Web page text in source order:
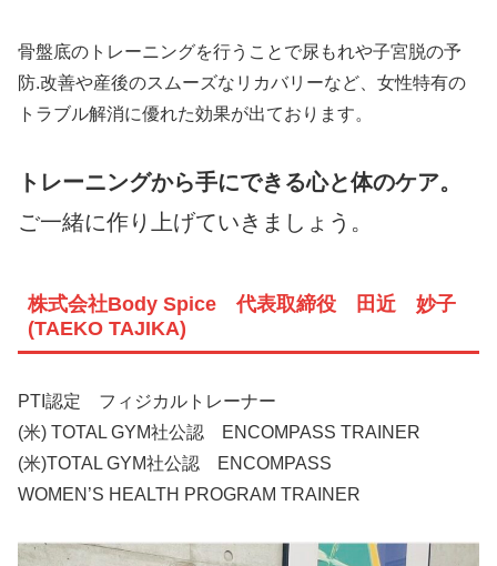
骨盤底のトレーニングを行うことで尿もれや子宮脱の予
防.改善や産後のスムーズなリカバリーなど、女性特有の
トラブル解消に優れた効果が出ております。
トレーニングから手にできる心と体のケア。
ご一緒に作り上げていきましょう。
株式会社Body Spice 代表取締役 田近 妙子
(TAEKO TAJIKA)
PTI認定 フィジカルトレーナー
(米) TOTAL GYM社公認 ENCOMPASS TRAINER
(米)TOTAL GYM社公認 ENCOMPASS
WOMEN’S HEALTH PROGRAM TRAINER